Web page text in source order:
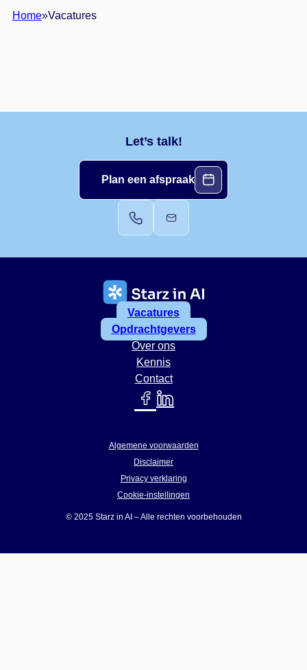
Home»Vacatures
Let’s talk!
Plan een afspraak
Vacatures
Opdrachtgevers
Over ons
Kennis
Contact
Algemene voorwaarden
Disclaimer
Privacy verklaring
Cookie-instellingen
© 2025 Starz in AI – Alle rechten voorbehouden